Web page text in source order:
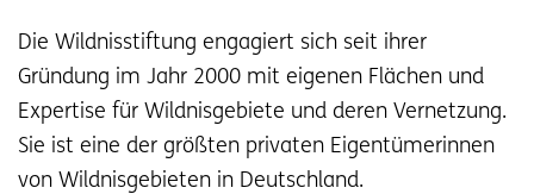
Die Wildnisstiftung engagiert sich seit ihrer
Gründung im Jahr 2000 mit eigenen Flächen und
Expertise für Wildnisgebiete und deren Vernetzung.
Sie ist eine der größten privaten Eigentümerinnen
von Wildnisgebieten in Deutschland.